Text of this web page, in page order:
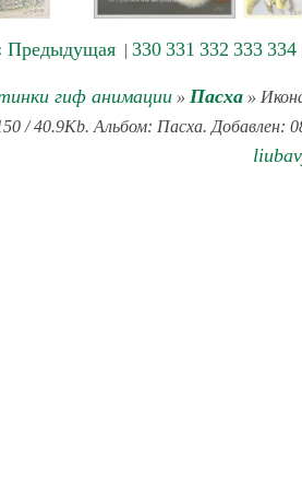
Предыдущая| 330 331 332 333 334
гиф анимации » Пасха »
/ 40.9Kb. Альбом: Пасха. Добавлен: